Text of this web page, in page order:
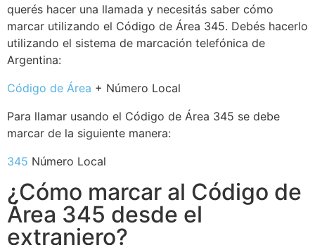
querés hacer una llamada y necesitás saber cómo
marcar utilizando el Código de Área 345. Debés hacerlo
utilizando el sistema de marcación telefónica de
Argentina:
Código de Área + Número Local
Para llamar usando el Código de Área 345 se debe
marcar de la siguiente manera:
345 Número Local
¿Cómo marcar al Código de
Área 345 desde el
extranjero?